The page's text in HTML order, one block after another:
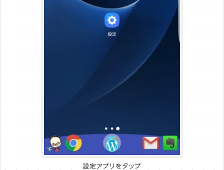
設定アプリをタップ